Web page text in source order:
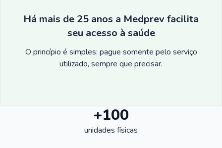
Há mais de 25 anos a Medprev facilita
seu acesso à saúde
O princípio é simples: pague somente pelo serviço
utilizado, sempre que precisar.
+100
unidades físicas